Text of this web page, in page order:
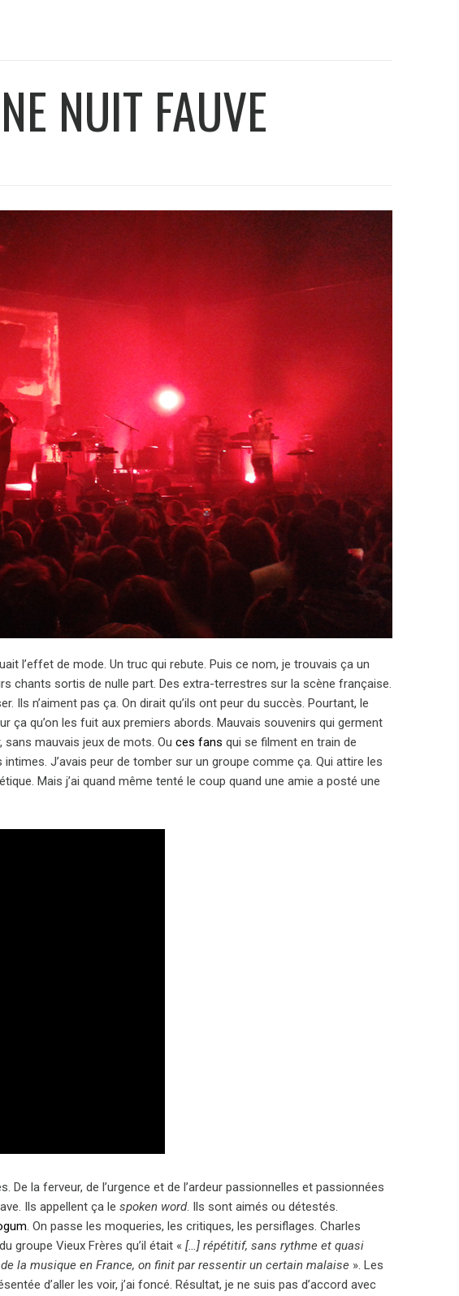
NUIT FAUVE
l’effet de mode. Un truc qui rebute. Puis ce nom, je trouvais ça un
chants sortis de nulle part. Des extra-terrestres sur la scène française.
Ils n’aiment pas ça. On dirait qu’ils ont peur du succès. Pourtant, le
ça qu’on les fuit aux premiers abords. Mauvais souvenirs qui germent
sans mauvais jeux de mots. Ouces fansqui se filment en train de
J’avais peur de tomber sur un groupe comme ça. Qui attire les
Mais j’ai quand même tenté le coup quand une amie a posté une
De la ferveur, de l’urgence et de l’ardeur passionnelles et passionnées
Ils appellent ça lespoken word. Ils sont aimés ou détestés.
. On passe les moqueries, les critiques, les persiflages. Charles
groupe Vieux Frères qu’il était « […] répétitif, sans rythme et quasi
la musique en France, on finit par ressentir un certain malaise ». Les
d’aller les voir, j’ai foncé. Résultat, je ne suis pas d’accord avec